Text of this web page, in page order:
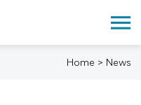
Home > News